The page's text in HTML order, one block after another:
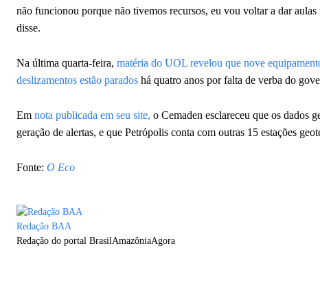
não funcionou porque não tivemos recursos, eu vou voltar a dar
disse.
Na última quarta-feira, matéria do UOL revelou que nove
deslizamentos estão parados há quatro anos por falta de verba do
Em nota publicada em seu site, o Cemaden esclareceu que os dados
geração de alertas, e que Petrópolis conta com outras 15 estações
Fonte: O Eco
Redação BAA
Redação do portal BrasilAmazôniaAgora